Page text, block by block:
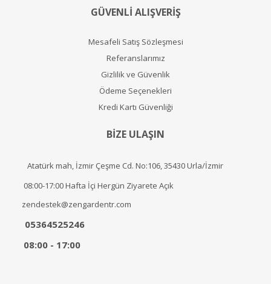
GÜVENLİ ALIŞVERİŞ
Mesafeli Satış Sözleşmesi
Referanslarımız
Gizlilik ve Güvenlik
Ödeme Seçenekleri
Kredi Kartı Güvenliği
BİZE ULAŞIN
Atatürk mah, İzmir Çeşme Cd. No:106, 35430 Urla/İzmir
08:00-17:00 Hafta İçi Hergün Ziyarete Açık
zendestek@zengardentr.com
05364525246
08:00 - 17:00